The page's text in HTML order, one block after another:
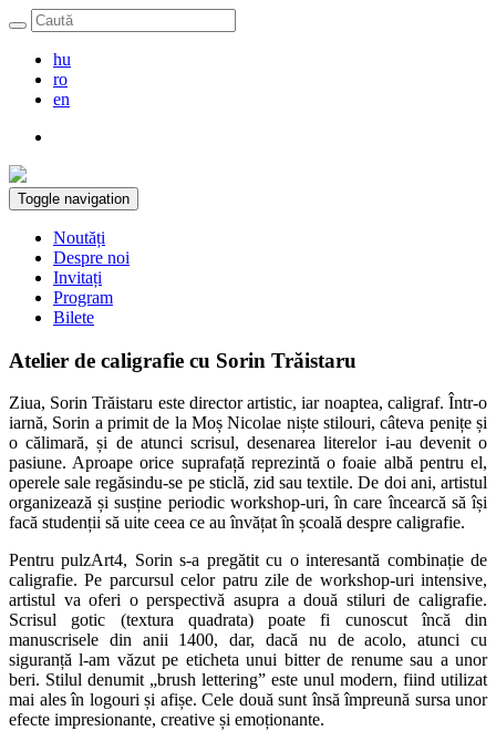
hu
ro
en
Toggle navigation
Noutăți
Despre noi
Invitați
Program
Bilete
Atelier de caligrafie cu Sorin Trăistaru
Ziua, Sorin Trăistaru este director artistic, iar noaptea, caligraf. Într-o
iarnă, Sorin a primit de la Moș Nicolae niște stilouri, câteva penițe și
o călimară, și de atunci scrisul, desenarea literelor i-au devenit o
pasiune. Aproape orice suprafață reprezintă o foaie albă pentru el,
operele sale regăsindu-se pe sticlă, zid sau textile. De doi ani, artistul
organizează și susține periodic workshop-uri, în care încearcă să își
facă studenții să uite ceea ce au învățat în școală despre caligrafie.
Pentru pulzArt4, Sorin s-a pregătit cu o interesantă combinație de
caligrafie. Pe parcursul celor patru zile de workshop-uri intensive,
artistul va oferi o perspectivă asupra a două stiluri de caligrafie.
Scrisul gotic (textura quadrata) poate fi cunoscut încă din
manuscrisele din anii 1400, dar, dacă nu de acolo, atunci cu
siguranță l-am văzut pe eticheta unui bitter de renume sau a unor
beri. Stilul denumit „brush lettering” este unul modern, fiind utilizat
mai ales în logouri și afișe. Cele două sunt însă împreună sursa unor
efecte impresionante, creative și emoționante.